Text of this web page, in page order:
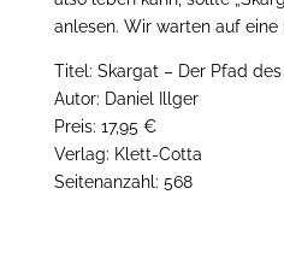
anlesen. Wir warten auf
Titel: Skargat – Der Pfad
Autor: Daniel Illger
Preis: 17,95 €
Verlag: Klett-Cotta
Seitenanzahl: 568